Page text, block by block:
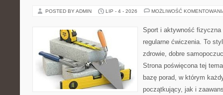
POSTED BY ADMIN LIP - 4 - 2026 MOŻLIWOŚĆ
Sport i aktywność
regularne ćwiczenia. To
zdrowie, dobre
Strona poświęcona tej
bazę porad, w którym
początkujący, jak i